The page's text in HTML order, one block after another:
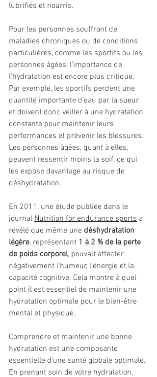
lubrifiés et nourris.
Pour les personnes souffrant de
maladies chroniques ou de conditions
particulières, comme les sportifs ou les
personnes âgées, l'importance de
l'hydratation est encore plus critique.
Par exemple, les sportifs perdent une
quantité importante d'eau par la sueur
et doivent donc veiller à une hydratation
constante pour maintenir leurs
performances et prévenir les blessures.
Les personnes âgées, quant à elles,
peuvent ressentir moins la soif, ce qui
les expose davantage au risque de
déshydratation.
En 2011, une étude publiée dans le
journal Nutrition for endurance sports a
révélé que même une déshydratation
légère, représentant 1 à 2 % de la perte
de poids corporel, pouvait affecter
négativement l'humeur, l'énergie et la
capacité cognitive. Cela montre à quel
point il est essentiel de maintenir une
hydratation optimale pour le bien-être
mental et physique.
Comprendre et maintenir une bonne
hydratation est une composante
essentielle d'une santé globale optimale.
En prenant soin de votre hydratation,